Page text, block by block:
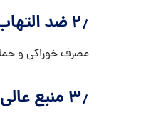
۲٫ ضد التهاب
مصرف خوراکی و
۳٫ منبع عالی منیزیم